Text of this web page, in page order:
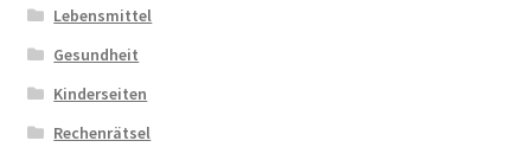
Lebensmittel
Gesundheit
Kinderseiten
Rechenrätsel